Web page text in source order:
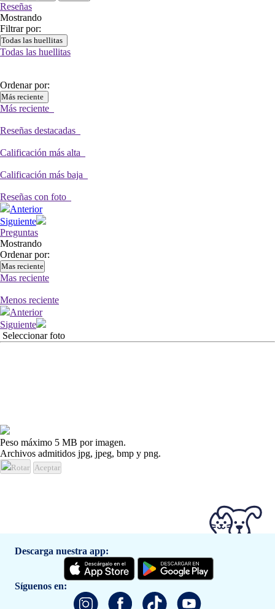
Reseñas
Mostrando
Filtrar por:
Todas las huellitas
Todas las huellitas
Ordenar por:
Más reciente
Más reciente
Reseñas destacadas
Calificación más alta
Calificación más baja
Reseñas con foto
Anterior
Siguiente
Preguntas
Mostrando
Ordenar por:
Mas reciente
Mas reciente
Menos reciente
Anterior
Siguiente
Seleccionar foto
Peso máximo 5 MB por imagen.
Archivos admitidos jpg, jpeg, bmp y png.
Rotar Aceptar
Descarga nuestra app:
Síguenos en: